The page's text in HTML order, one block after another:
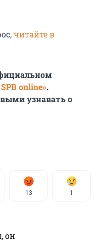
читайте в
online».
узнавать о
13 1
он